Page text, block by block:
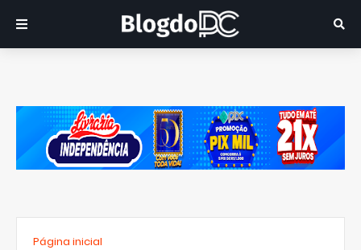
Página inicial